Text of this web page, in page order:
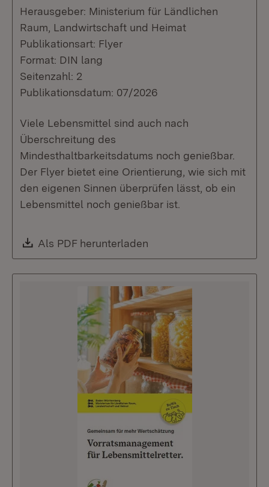
Herausgeber: Ministerium für Ländlichen
Raum, Landwirtschaft und Heimat
Publikationsart: Flyer
Format: DIN lang
Seitenzahl: 2
Publikationsdatum: 07/2026
Viele Lebensmittel sind auch nach
Überschreitung des
Mindesthaltbarkeitsdatums noch genießbar.
Der Flyer bietet eine Orientierung, wie sich mit
den eigenen Sinnen überprüfen lässt, ob ein
Lebensmittel noch genießbar ist.
Download:
Als PDF herunterladen